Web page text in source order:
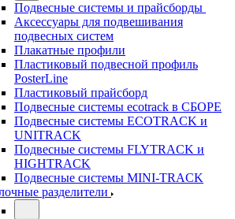
Подвесные системы и прайсборды
Аксессуары для подвешивания
подвесных систем
Плакатные профили
Пластиковый подвесной профиль
PosterLine
Пластиковый прайсборд
Подвесные системы ecotrack в СБОРЕ
Подвесные системы ECOTRACK и
UNITRACK
Подвесные системы FLYTRACK и
HIGHTRACK
Подвесные системы MINI-TRACK
разделители